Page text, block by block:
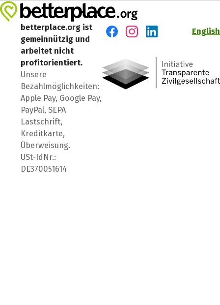
betterplace.org ist
gemeinnützig und
arbeitet nicht
profitorientiert.
Unsere
Bezahlmöglichkeiten:
Apple Pay, Google Pay,
PayPal, SEPA
Lastschrift,
Kreditkarte,
Überweisung.
USt-IdNr.:
DE370051614
English